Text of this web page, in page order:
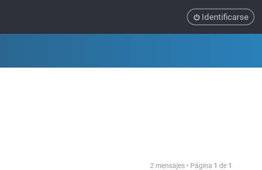
Identificarse
2 mensajes • Página 1 de 1